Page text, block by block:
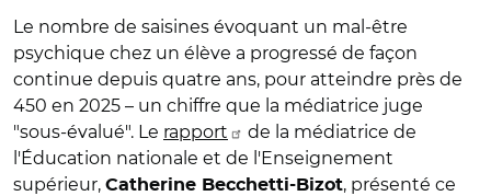
Le nombre de saisines évoquant un mal-être
psychique chez un élève a progressé de façon
continue depuis quatre ans, pour atteindre près de
450 en 2025 – un chiffre que la médiatrice juge
"sous-évalué". Le rapport
de la médiatrice de
l'Éducation nationale et de l'Enseignement
supérieur, Catherine Becchetti-Bizot, présenté ce